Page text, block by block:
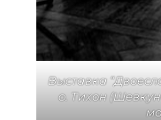
Выставка
о. Тихон